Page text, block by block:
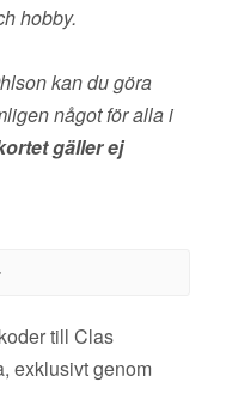
hobby.
kan du göra
något för alla i
gäller ej
till Clas
exklusivt genom